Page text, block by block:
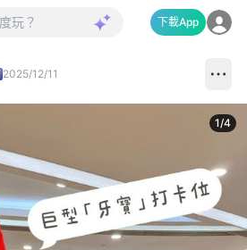
下載App
2025/12/11
1/4